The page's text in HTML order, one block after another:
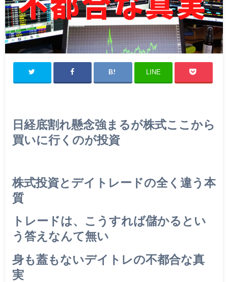
LINE
日経底割れ懸念強まるが株式ここから
買いに行くのが投資
株式投資とデイトレードの全く違う本
質
トレードは、こうすれば儲かるとい
う答えなんて無い
身も蓋もないデイトレの不都合な真
実